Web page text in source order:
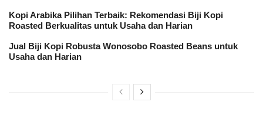
Kopi Arabika Pilihan Terbaik: Rekomendasi Biji Kopi
Roasted Berkualitas untuk Usaha dan Harian
Jual Biji Kopi Robusta Wonosobo Roasted Beans untuk
Usaha dan Harian